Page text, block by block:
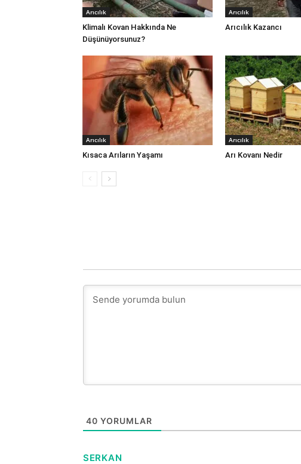
Arıcılık
Klimalı Kovan Hakkında Ne
Düşünüyorsunuz?
Arıcılık
Arıcılık Kazancı
Arıcılık
Kısaca Arıların Yaşamı
Arıcılık
Arı Kovanı Nedir
40 YORUMLAR
SERKAN